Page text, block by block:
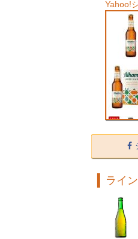
Yahoo!
ライ